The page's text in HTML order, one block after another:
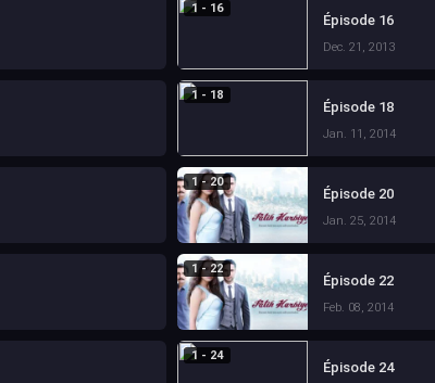
1 - 16
Épisode 16
Dec. 21, 2013
1 - 18
Épisode 18
Jan. 11, 2014
1 - 20
Épisode 20
Jan. 25, 2014
1 - 22
Épisode 22
Feb. 08, 2014
1 - 24
Épisode 24